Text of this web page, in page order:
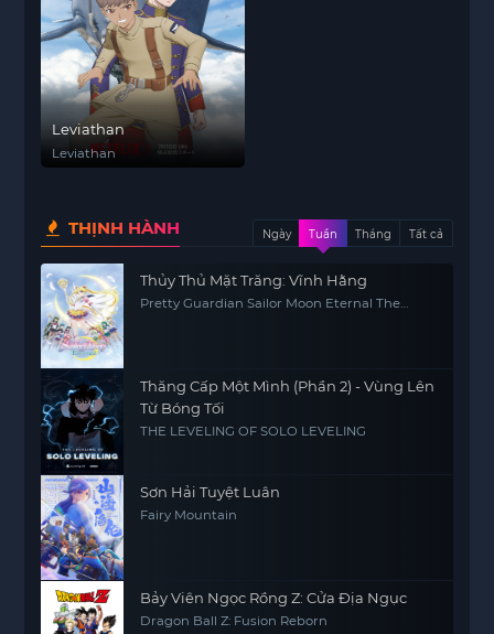
Leviathan
Leviathan
THỊNH HÀNH Ngày Tuần Tháng Tất cả
Thủy Thủ Mặt Trăng: Vĩnh Hằng
Pretty Guardian Sailor Moon Eternal The
Thăng Cấp Một Mình (Phần 2) - Vùng Lên
Từ Bóng Tối
THE LEVELING OF SOLO LEVELING
Sơn Hải Tuyệt Luân
Fairy Mountain
Bảy Viên Ngọc Rồng Z: Cửa Địa Ngục
Dragon Ball Z: Fusion Reborn